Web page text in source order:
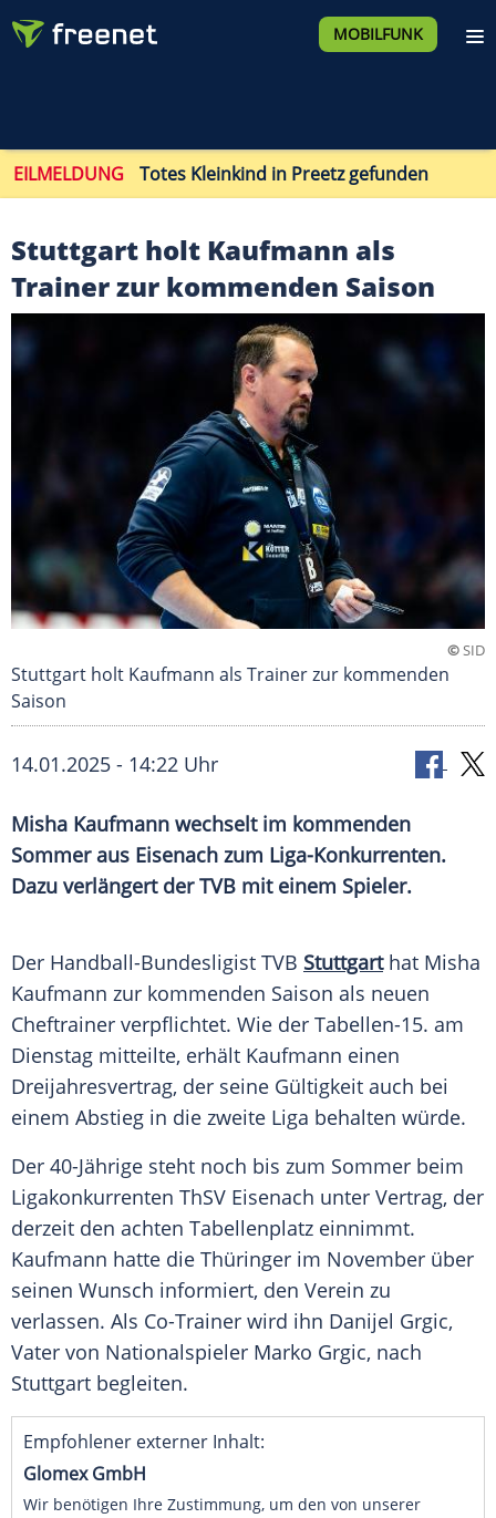
MOBILFUNK
EILMELDUNG Totes Kleinkind in Preetz gefunden
Stuttgart holt Kaufmann als
Trainer zur kommenden Saison
©SID
Stuttgart holt Kaufmann als Trainer zur kommenden
Saison
14.01.2025 - 14:22 Uhr
Misha Kaufmann wechselt im kommenden
Sommer aus Eisenach zum Liga-Konkurrenten.
Dazu verlängert der TVB mit einem Spieler.
Der Handball-Bundesligist TVB Stuttgarthat Misha
Kaufmann zur kommenden Saison als neuen
Cheftrainer verpflichtet. Wie der Tabellen-15. am
Dienstag mitteilte, erhält Kaufmann einen
Dreijahresvertrag, der seine Gültigkeit auch bei
einem Abstieg in die zweite Liga behalten würde.
Der 40-Jährige steht noch bis zum Sommer beim
Ligakonkurrenten ThSV Eisenach unter Vertrag, der
derzeit den achten Tabellenplatz einnimmt.
Kaufmann hatte die Thüringer im November über
seinen Wunsch informiert, den Verein zu
verlassen. Als Co-Trainer wird ihn Danijel Grgic,
Vater von Nationalspieler Marko Grgic, nach
Stuttgart begleiten.
Empfohlener externer Inhalt:
Glomex GmbH
Wir benötigen Ihre Zustimmung, um den von unserer